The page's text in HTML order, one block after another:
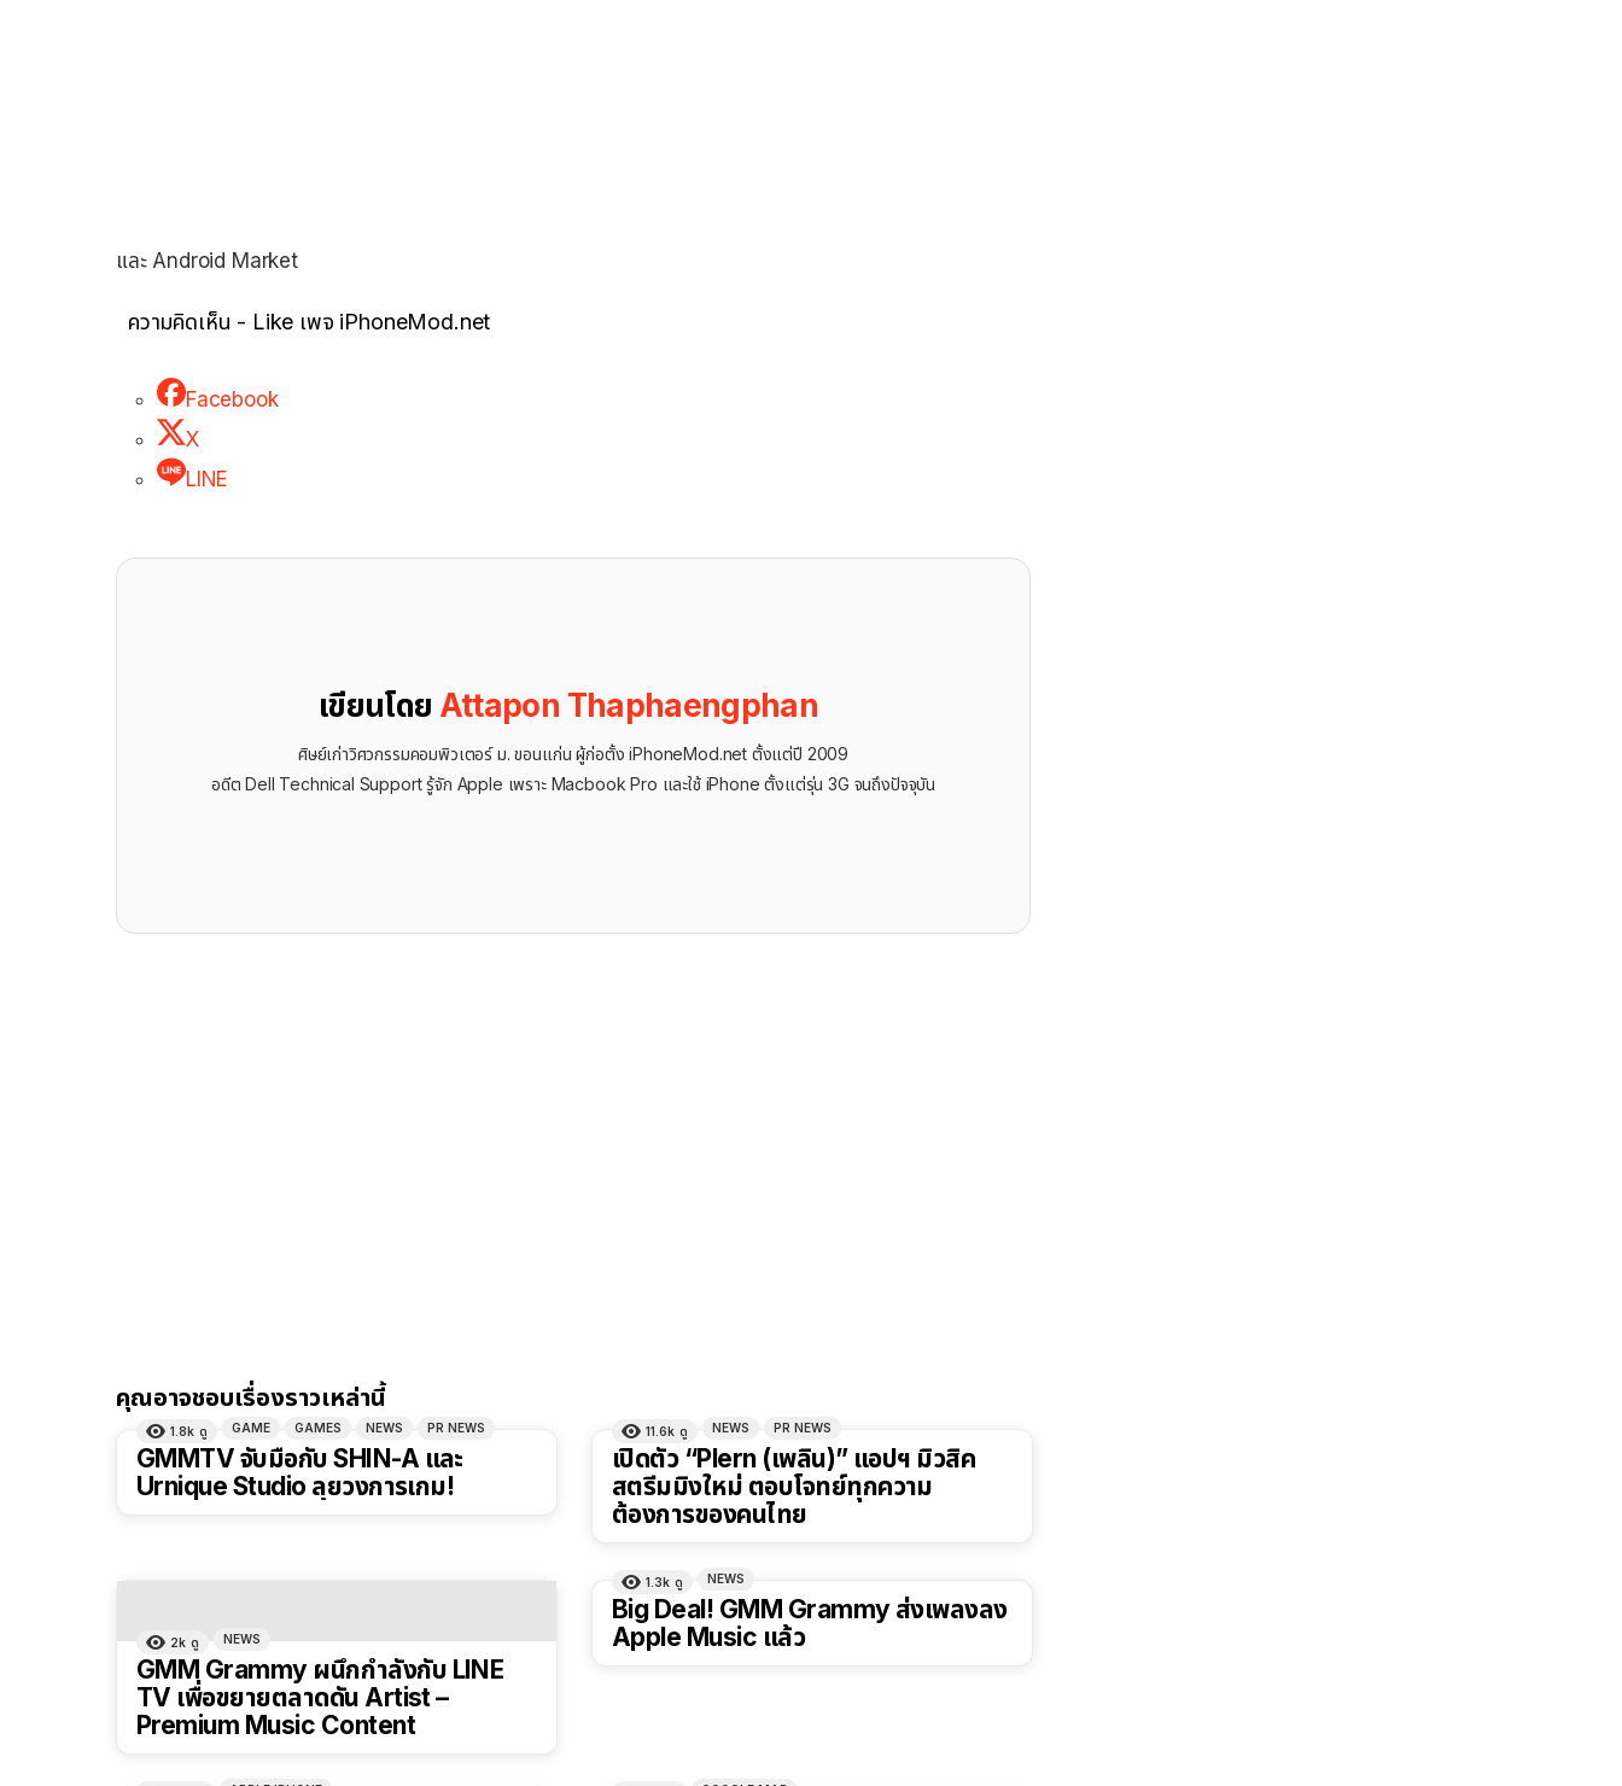
และ Android Market
ความคิดเห็น - Like เพจ iPhoneMod.net
Facebook
X
LINE
เขียนโดย Attapon Thaphaengphan
ศิษย์เก่าวิศวกรรมคอมพิวเตอร์ ม. ขอนแก่น ผู้ก่อตั้ง iPhoneMod.net ตั้งแต่ปี 2009
อดีต Dell Technical Support รู้จัก ​Apple เพราะ Macbook Pro และใช้ iPhone ตั้งแต่รุ่น 3G จนถึงปัจจุบัน
คุณอาจชอบเรื่องราวเหล่านี้
1.8k ดู GAME GAMES NEWS PR NEWS
GMMTV จับมือกับ SHIN-A และ
Urnique Studio ลุยวงการเกม!
11.6k ดู NEWS PR NEWS
เปิดตัว “Plern (เพลิน)” แอปฯ มิวสิค
สตรีมมิงใหม่ ตอบโจทย์ทุกความ
ต้องการของคนไทย
2k ดู NEWS
GMM Grammy ผนึกกำลังกับ LINE
TV เพื่อขยายตลาดดัน Artist –
Premium Music Content
1.3k ดู NEWS
Big Deal! GMM Grammy ส่งเพลงลง
Apple Music แล้ว